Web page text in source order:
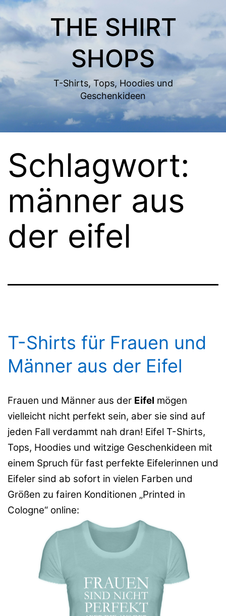
Zum
Inhalt
springen
THE SHIRT
SHOPS
T-Shirts, Tops, Hoodies und
Geschenkideen
Schlagwort:
männer aus
der eifel
T-Shirts für Frauen und
Männer aus der Eifel
Frauen und Männer aus der Eifel mögen
vielleicht nicht perfekt sein, aber sie sind auf
jeden Fall verdammt nah dran! Eifel T-Shirts,
Tops, Hoodies und witzige Geschenkideen mit
einem Spruch für fast perfekte Eifelerinnen und
Eifeler sind ab sofort in vielen Farben und
Größen zu fairen Konditionen „Printed in
Cologne“ online: